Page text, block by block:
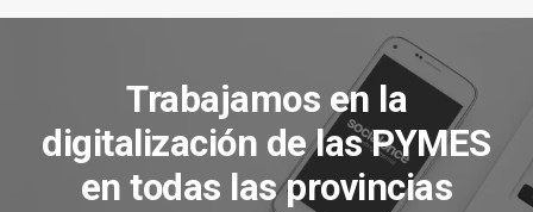
Trabajamos en la
digitalización de las PYMES
en todas las provincias